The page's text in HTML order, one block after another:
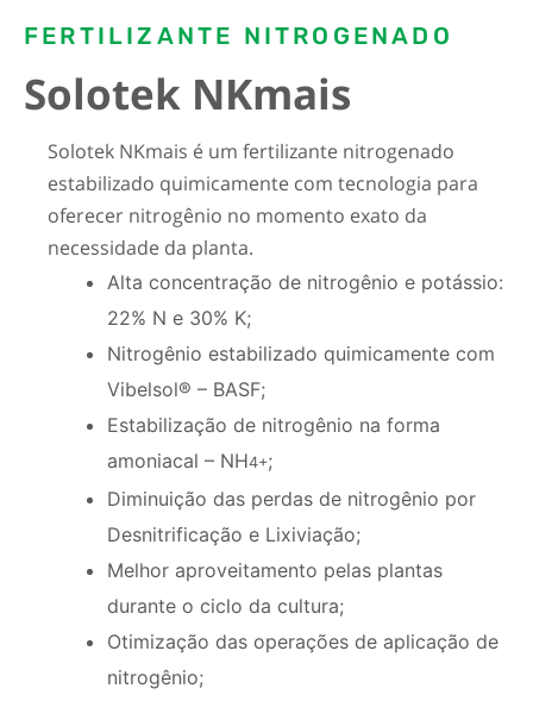
FERTILIZANTE NITROGENADO
Solotek NKmais
Solotek NKmais é um fertilizante nitrogenado
estabilizado quimicamente com tecnologia para
oferecer nitrogênio no momento exato da
necessidade da planta.
Alta concentração de nitrogênio e potássio:
22% N e 30% K;
Nitrogênio estabilizado quimicamente com
Vibelsol® – BASF;
Estabilização de nitrogênio na forma
amoniacal – NH4+;
Diminuição das perdas de nitrogênio por
Desnitrificação e Lixiviação;
Melhor aproveitamento pelas plantas
durante o ciclo da cultura;
Otimização das operações de aplicação de
nitrogênio;